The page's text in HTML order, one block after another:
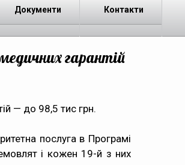
Документи Контакти
гарантій
— до 98,5 тис грн.
послуга в Програмі
і кожен 19-й з них